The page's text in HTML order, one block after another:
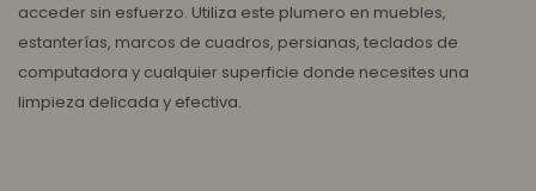
acceder sin esfuerzo. Utiliza este plumero en muebles,
estanterías, marcos de cuadros, persianas, teclados de
computadora y cualquier superficie donde necesites una
limpieza delicada y efectiva.